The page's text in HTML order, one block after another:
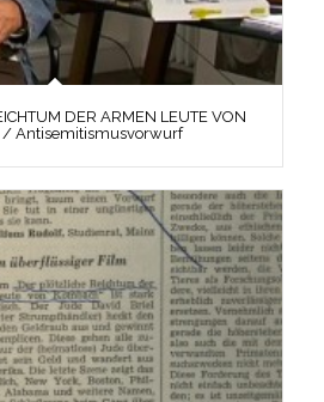
DER ARMEN LEUTE VON
/ Antisemitismusvorwurf